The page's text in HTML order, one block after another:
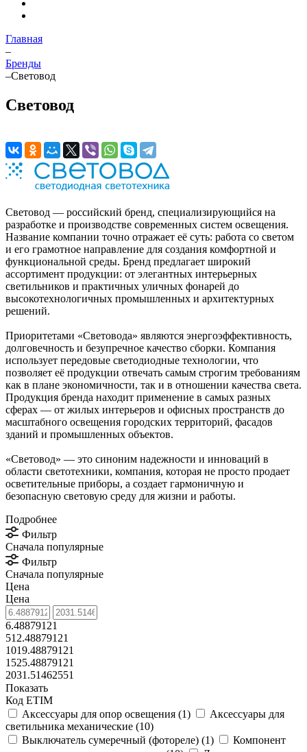
Главная
–
Бренды
–Световод
Световод
Световод — российский бренд, специализирующийся на
разработке и производстве современных систем освещения.
Название компании точно отражает её суть: работа со светом
и его грамотное направление для создания комфортной и
функциональной среды. Бренд предлагает широкий
ассортимент продукции: от элегантных интерьерных
светильников и практичных уличных фонарей до
высокотехнологичных промышленных и архитектурных
решений.
Приоритетами «Световода» являются энергоэффективность,
долговечность и безупречное качество сборки. Компания
использует передовые светодиодные технологии, что
позволяет её продукции отвечать самым строгим требованиям
как в плане экономичности, так и в отношении качества света.
Продукция бренда находит применение в самых разных
сферах — от жилых интерьеров и офисных пространств до
масштабного освещения городских территорий, фасадов
зданий и промышленных объектов.
«Световод» — это синоним надежности и инноваций в
области светотехники, компания, которая не просто продает
осветительные приборы, а создает гармоничную и
безопасную световую среду для жизни и работы.
Подробнее
Фильтр
Сначала популярные
Фильтр
Сначала популярные
Цена
Цена
6.48879121
512.48879121
1019.48879121
1525.48879121
2031.51462551
Показать
Код ETIM
Аксессуары для опор освещения (1)
Аксессуары для
светильника механические (10)
Выключатель сумеречный (фотореле) (1)
Компонент